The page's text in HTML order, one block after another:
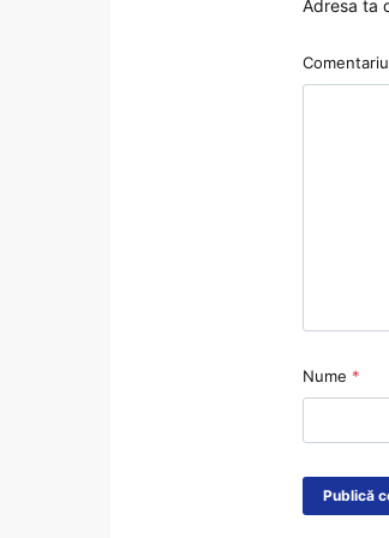
Adresa ta
Comentariu
Nume *